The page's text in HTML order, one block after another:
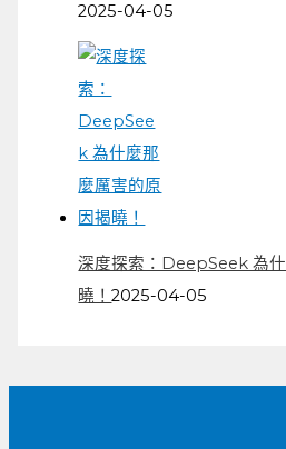
2025-04-05
深度探索：DeepSeek 為
曉！2025-04-05